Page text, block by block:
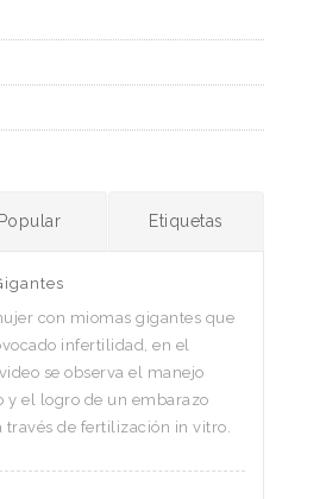
Popular Etiquetas
con miomas gigantes que
infertilidad, en el
se observa el manejo
y el logro de un embarazo
través de fertilización in vitro.